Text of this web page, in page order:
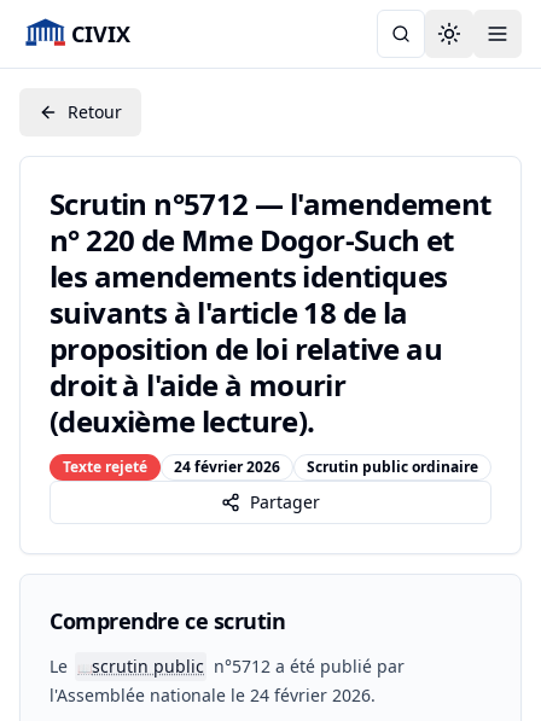
CIVIX Toggle
Retour
Scrutin n°5712 — l'amendement
n° 220 de Mme Dogor-Such et
les amendements identiques
suivants à l'article 18 de la
proposition de loi relative au
droit à l'aide à mourir
(deuxième lecture).
Texte rejeté 24 février 2026 Scrutin public ordinaire
Partager
Comprendre ce scrutin
Le 📖scrutin public n°5712 a été publié par
l'Assemblée nationale le 24 février 2026.